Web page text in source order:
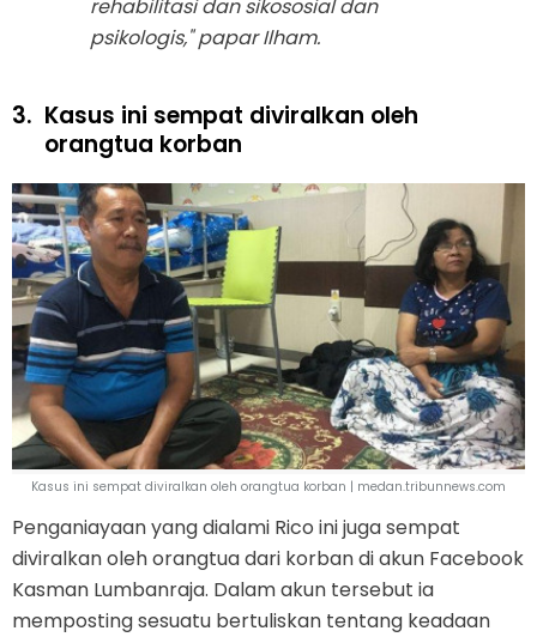
rehabilitasi dan sikososial dan
psikologis," papar Ilham.
3. Kasus ini sempat diviralkan oleh
orangtua korban
Kasus ini sempat diviralkan oleh orangtua korban | medan.tribunnews.com
Penganiayaan yang dialami Rico ini juga sempat
diviralkan oleh orangtua dari korban di akun Facebook
Kasman Lumbanraja. Dalam akun tersebut ia
memposting sesuatu bertuliskan tentang keadaan